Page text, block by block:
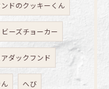
ドのクッキーくん
ビーズチョーカー
ダックフンド
へび